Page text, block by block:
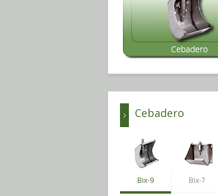
Cebadero
Bix-9 Bix-7